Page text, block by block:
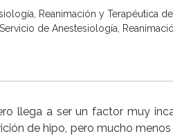
Reanimación y Terapéutica
de Anestesiología,
llega a ser un factor muy
de hipo, pero mucho